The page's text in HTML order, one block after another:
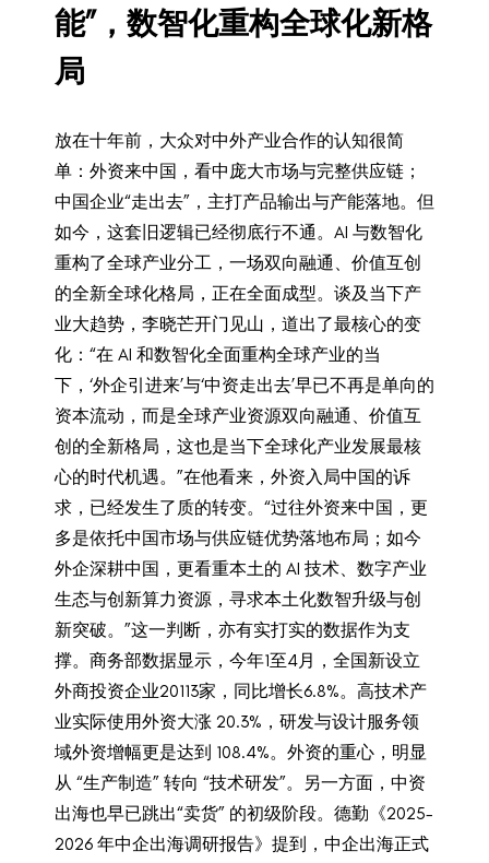
能”，数智化重构全球化新格
局
放在十年前，大众对中外产业合作的认知很简
单：外资来中国，看中庞大市场与完整供应链；
中国企业“走出去”，主打产品输出与产能落地。但
如今，这套旧逻辑已经彻底行不通。AI 与数智化
重构了全球产业分工，一场双向融通、价值互创
的全新全球化格局，正在全面成型。谈及当下产
业大趋势，李晓芒开门见山，道出了最核心的变
化：“在 AI 和数智化全面重构全球产业的当
下，‘外企引进来’与‘中资走出去’早已不再是单向的
资本流动，而是全球产业资源双向融通、价值互
创的全新格局，这也是当下全球化产业发展最核
心的时代机遇。”在他看来，外资入局中国的诉
求，已经发生了质的转变。“过往外资来中国，更
多是依托中国市场与供应链优势落地布局；如今
外企深耕中国，更看重本土的 AI 技术、数字产业
生态与创新算力资源，寻求本土化数智升级与创
新突破。”这一判断，亦有实打实的数据作为支
撑。商务部数据显示，今年1至4月，全国新设立
外商投资企业20113家，同比增长6.8%。高技术产
业实际使用外资大涨 20.3%，研发与设计服务领
域外资增幅更是达到 108.4%。外资的重心，明显
从 “生产制造” 转向 “技术研发”。另一方面，中资
出海也早已跳出“卖货” 的初级阶段。德勤《2025-
2026 年中企出海调研报告》提到，中企出海正式